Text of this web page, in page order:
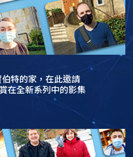
特的家，在此邀請
在全新系列中的影集